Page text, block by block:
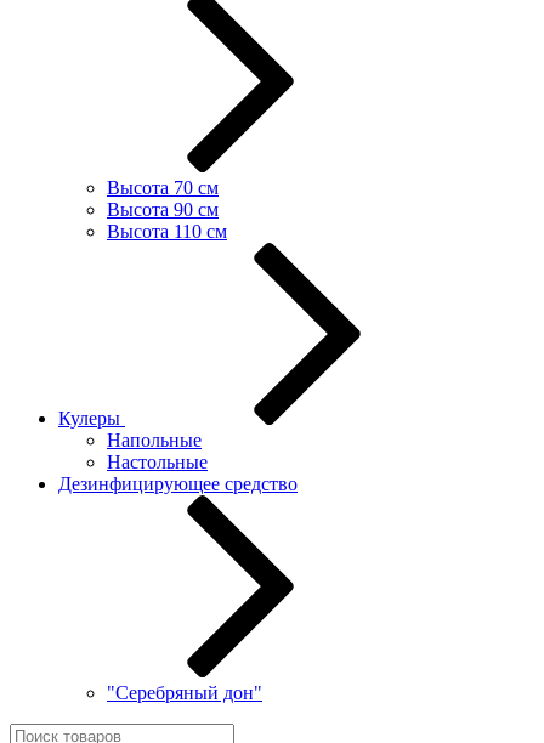
Высота 70 см
Высота 90 см
Высота 110 см
Кулеры
Напольные
Настольные
Дезинфицирующее средство
"Серебряный дон"